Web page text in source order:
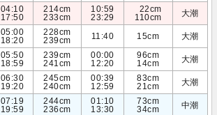
04:10
17:50
214cm
233cm
10:59
23:29
22cm
110cm
大潮
05:00
18:20
228cm
239cm
11:40 15cm 大潮
05:50
18:59
239cm
241cm
00:00
12:20
96cm
14cm
大潮
06:30
19:20
245cm
240cm
00:39
12:59
83cm
21cm
大潮
07:19
19:59
244cm
236cm
01:10
13:30
73cm
34cm
中潮